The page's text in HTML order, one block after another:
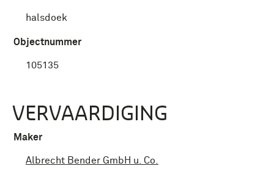
halsdoek
Objectnummer
105135
VERVAARDIGING
Maker
Albrecht Bender GmbH u. Co.